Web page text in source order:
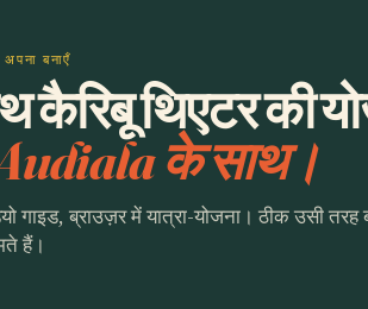
बनाएँ
कैरिबू थिएटर की
के साथ।
गाइड, ब्राउज़र में यात्रा-योजना। ठीक उसी
हैं।